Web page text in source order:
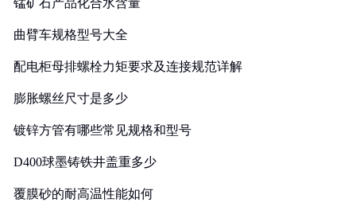
锰矿石产品化合水含量
曲臂车规格型号大全
配电柜母排螺栓力矩要求及连接规范详解
膨胀螺丝尺寸是多少
镀锌方管有哪些常见规格和型号
D400球墨铸铁井盖重多少
覆膜砂的耐高温性能如何